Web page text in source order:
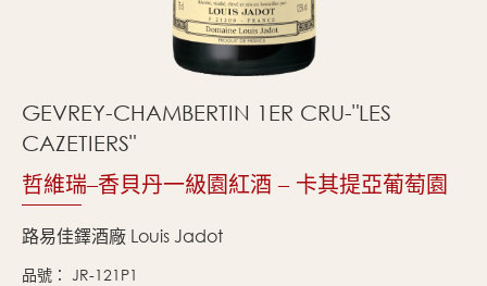
GEVREY-CHAMBERTIN 1ER CRU-"LES
CAZETIERS"
哲維瑞–香貝丹一級園紅酒 – 卡其提亞葡萄園
路易佳鐸酒廠 Louis Jadot
品號： JR-121P1